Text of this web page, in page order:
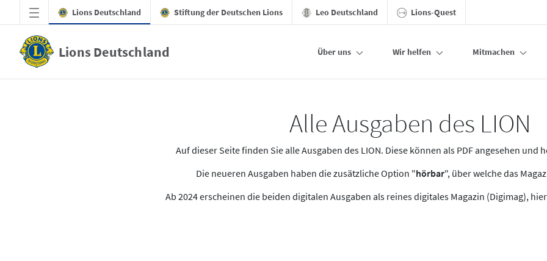
Zum Hauptinhalt springen
Lions Deutschland Stiftung der Deutschen Lions Leo Deutschland Lions-Quest
Lions Deutschland Über uns Wir helfen Mitmachen
Alle Ausgaben des LION
Auf dieser Seite finden Sie alle Ausgaben des LION. Diese können als PDF angesehen und
Die neueren Ausgaben haben die zusätzliche Option "hörbar", über welche das
Ab 2024 erscheinen die beiden digitalen Ausgaben als reines digitales Magazin (Digimag),